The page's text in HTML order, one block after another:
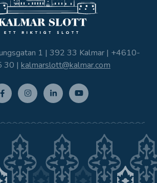
1 | 392 33 Kalmar | +4610-
30 | kalmarslott@kalmar.com